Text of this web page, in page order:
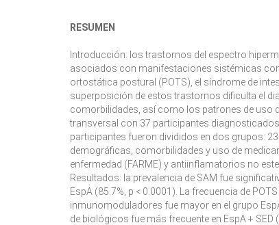
RESUMEN
Introducción: los trastornos del espectro
asociados con manifestaciones sistémicas
ortostática postural (POTS), el síndrome de
superposición de estos trastornos dificulta el
comorbilidades, así como los patrones de uso
transversal con 37 participantes
participantes fueron divididos en dos grupos:
demográficas, comorbilidades y uso de
enfermedad (FARME) y antiinflamatorios no
Resultados: la prevalencia de SAM fue
EspA (85.7%, p < 0.0001). La frecuencia de
inmunomoduladores fue mayor en el grupo
de biológicos fue más frecuente en EspA + SED